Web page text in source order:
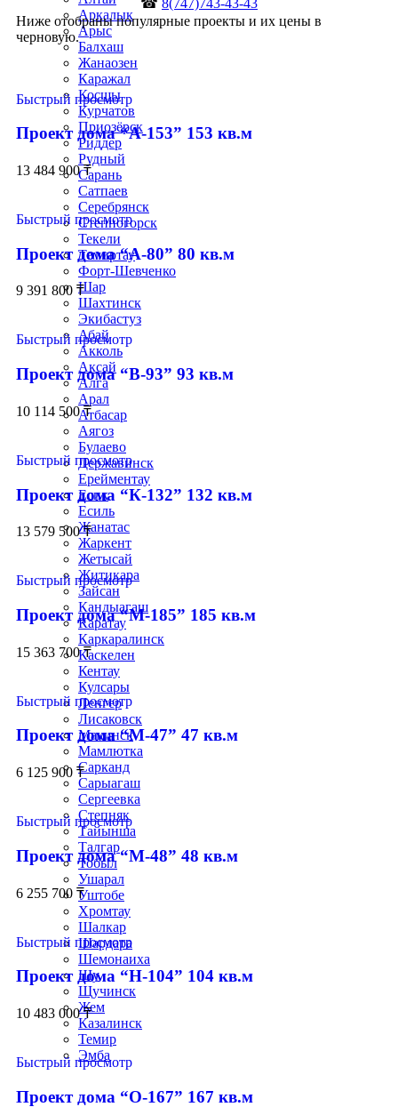
Аркалык
Арыс
Балхаш
Жанаозен
Каражал
Косшы
Курчатов
Приозёрск
Риддер
Рудный
Сарань
Сатпаев
Серебрянск
Степногорск
Текели
Темиртау
Форт-Шевченко
Шар
Шахтинск
Экибастуз
Абай
Акколь
Аксай
Алга
Арал
Атбасар
Аягоз
Булаево
Державинск
Ерейментау
Есик
Есиль
Жанатас
Жаркент
Жетысай
Житикара
Зайсан
Кандыагаш
Каратау
Каркаралинск
Каскелен
Кентау
Кулсары
Ленгер
Лисаковск
Макинск
Мамлютка
Сарканд
Сарыагаш
Сергеевка
Степняк
Тайынша
Талгар
Тобыл
Ушарал
Уштобе
Хромтау
Шалкар
Шардара
Шемонаиха
Шу
Щучинск
Жем
Казалинск
Темир
Эмба
☎ 8(747)743-43-43
Ниже отобраны популярные проекты и их цены в
черновую.
Быстрый просмотр
Проект дома “А-153” 153 кв.м
13 484 900₸
Быстрый просмотр
Проект дома “А-80” 80 кв.м
9 391 800 ₸
Быстрый просмотр
Проект дома “В-93” 93 кв.м
10 114 500₸
Быстрый просмотр
Проект дома “К-132” 132 кв.м
13 579 500₸
Быстрый просмотр
Проект дома “М-185” 185 кв.м
15 363 700₸
Быстрый просмотр
Проект дома “М-47” 47 кв.м
6 125 900 ₸
Быстрый просмотр
Проект дома “М-48” 48 кв.м
6 255 700 ₸
Быстрый просмотр
Проект дома “Н-104” 104 кв.м
10 483 000₸
Быстрый просмотр
Проект дома “О-167” 167 кв.м